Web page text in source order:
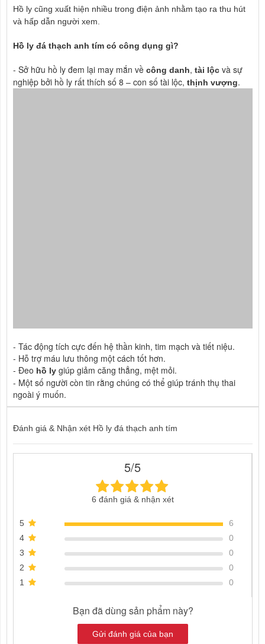
Hồ ly cũng xuất hiện nhiều trong điện ảnh nhằm tạo ra thu hút
và hấp dẫn người xem.
Hồ ly đá thạch anh tím có công dụng gì?
- Sở hữu hồ ly đem lại may mắn về công danh, tài lộc và sự
nghiệp bởi hồ ly rất thích số 8 – con số tài lộc, thịnh vượng.
- Tác động tích cực đến hệ thần kinh, tim mạch và tiết niệu.
- Hỗ trợ máu lưu thông một cách tốt hơn.
- Đeo hồ ly giúp giảm căng thẳng, mệt mỏi.
- Một số người còn tin rằng chúng có thể giúp tránh thụ thai
ngoài ý muốn.
Đánh giá & Nhận xét Hồ ly đá thạch anh tím
5/5
6 đánh giá & nhận xét
5
6
4
0
3
0
2
0
1
0
Bạn đã dùng sản phẩm này?
Gửi đánh giá của bạn